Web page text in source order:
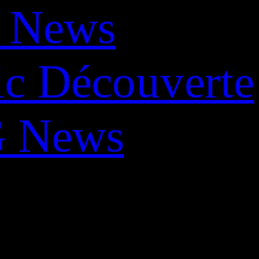
Découverte
News